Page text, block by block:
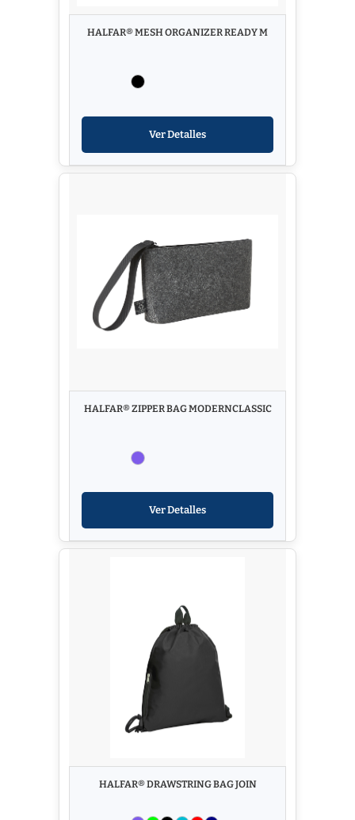
HALFAR® MESH ORGANIZER READY M
Ver Detalles
HALFAR® ZIPPER BAG MODERNCLASSIC
Ver Detalles
HALFAR® DRAWSTRING BAG JOIN